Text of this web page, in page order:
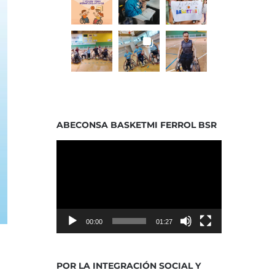
ABECONSA BASKETMI FERROL BSR
00:00 01:27
POR LA INTEGRACIÓN SOCIAL Y